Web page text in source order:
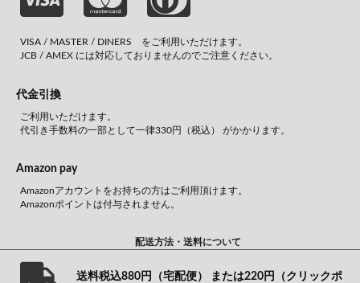
VISA / MASTER / DINERS をご利用いただけます。
JCB / AMEX には対応しておりませんのでご注意ください。
代金引換
ご利用いただけます。
代引き手数料の一部として一律330円（税込） がかかります。
Amazon pay
Amazonアカウントをお持ちの方はご利用頂けます。
Amazonポイントは付与されません。
配送方法・送料について
送料税込880円（宅配便） または220円（クリックポ